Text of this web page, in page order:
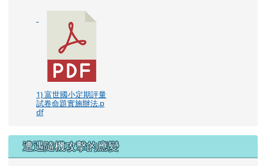
1) 富世國小定期評量
試卷命題實施辦法.p
df
遭遇隨機攻擊的應變